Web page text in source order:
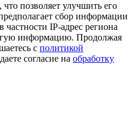
позволяет улучшить его
сбор информации
частности IP-адрес региона
информацию. Продолжая
с политикой
согласие на обработку